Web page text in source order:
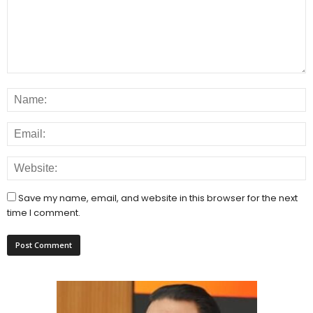
Save my name, email, and website in this browser for the next
time I comment.